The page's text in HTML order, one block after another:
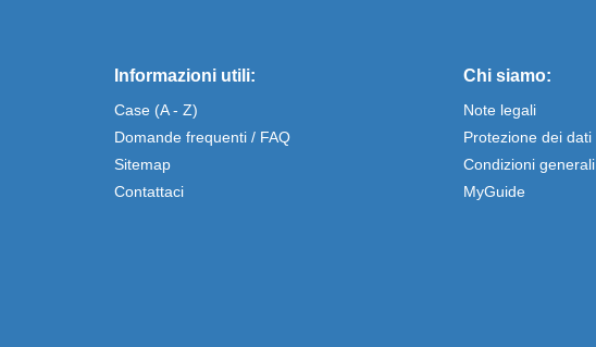
Informazioni utili:
Case (A - Z)
Domande frequenti / FAQ
Sitemap
Contattaci
Chi siamo:
Note legali
Protezione dei dati
Condizioni generali
MyGuide